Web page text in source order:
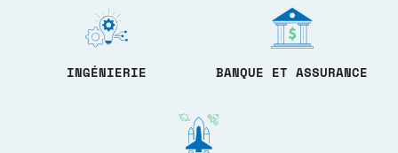
INGÉNIERIE BANQUE ET ASSURANCE